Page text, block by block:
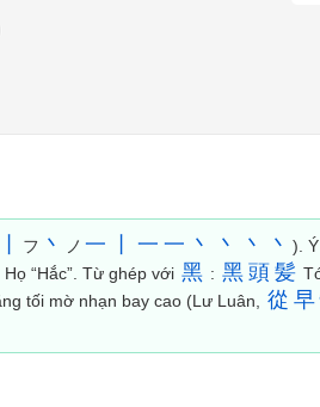
フ 丶 ノ 一 一 一 丶 丶 丶 丶 ).
, Họ “Hắc”. Từ ghép với 黑 : 黑 頭 髪
tối mờ nhạn bay cao (Lư Luân, 從 早